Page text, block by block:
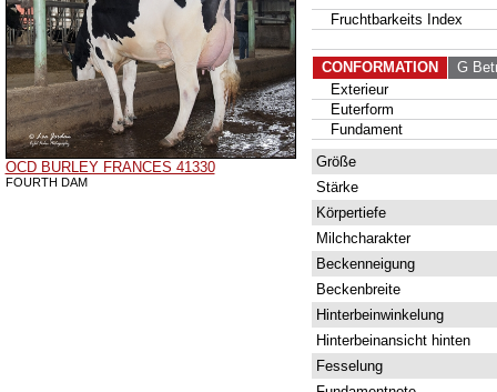
OCD BURLEY FRANCES 41330
FOURTH DAM
Fruchtbarkeits Index
CONFORMATION
G
Exterieur
Euterform
Fundament
Größe
Stärke
Körpertiefe
Milchcharakter
Beckenneigung
Beckenbreite
Hinterbeinwinkelung
Hinterbeinansicht hinten
Fesselung